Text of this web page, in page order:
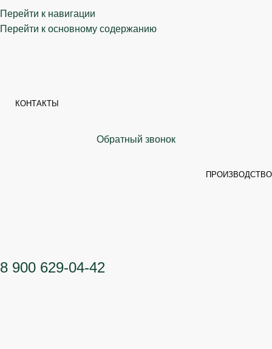
Перейти к навигации
Перейти к основному содержанию
КОНТАКТЫ
Обратный звонок
ПРОИЗВОДСТВО
8 900 629-04-42